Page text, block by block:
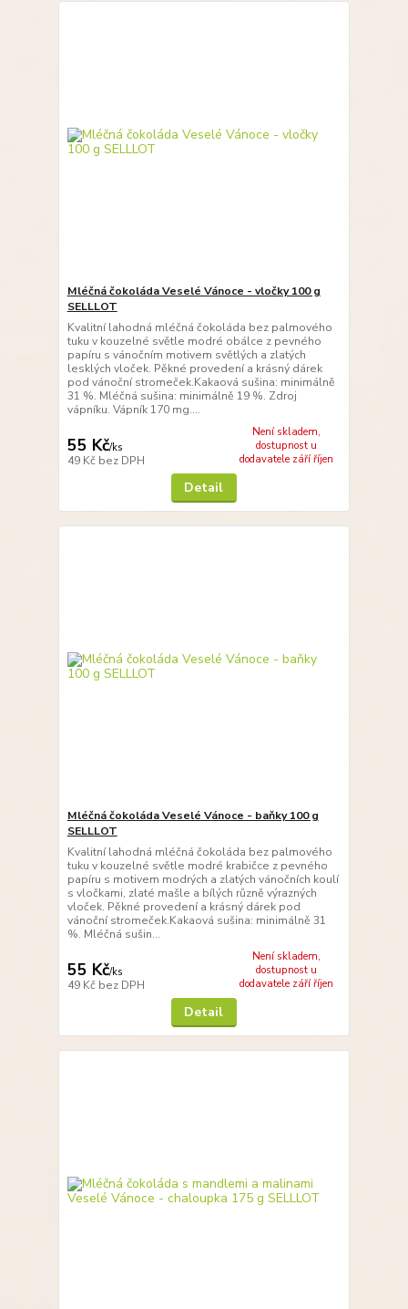
Mléčná čokoláda Veselé Vánoce - vločky 100 g
SELLLOT
Kvalitní lahodná mléčná čokoláda bez palmového
tuku v kouzelné světle modré obálce z pevného
papíru s vánočním motivem světlých a zlatých
lesklých vloček. Pěkné provedení a krásný dárek
pod vánoční stromeček.Kakaová sušina: minimálně
31 %. Mléčná sušina: minimálně 19 %. Zdroj
vápníku. Vápník 170 mg....
55 Kč/ks
49 Kč bez DPH
Není skladem,
dostupnost u
dodavatele září říjen
Detail
Mléčná čokoláda Veselé Vánoce - baňky 100 g
SELLLOT
Kvalitní lahodná mléčná čokoláda bez palmového
tuku v kouzelné světle modré krabičce z pevného
papíru s motivem modrých a zlatých vánočních koulí
s vločkami, zlaté mašle a bílých různě výrazných
vloček. Pěkné provedení a krásný dárek pod
vánoční stromeček.Kakaová sušina: minimálně 31
%. Mléčná sušin...
55 Kč/ks
49 Kč bez DPH
Není skladem,
dostupnost u
dodavatele září říjen
Detail